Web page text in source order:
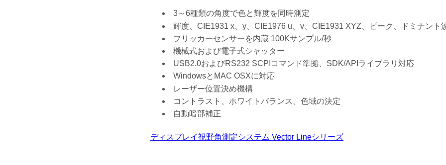
3～6種類の角度で色と輝度を同時測定
輝度、CIE1931 x、y、CIE1976 u、v、CIE1931 XYZ、ピーク、ドミナント
フリッカーセンサーを内蔵 100Kサンプル/秒
機械式および電子式シャッター
USB2.0およびRS232 SCPIコマンド準拠、SDK/APIライブラリ対応
WindowsとMAC OSXに対応
レーザー位置決め機構
コントラスト、ホワイトバランス、色域の決定
自動暗部補正
ディスプレイ視野角測定システム Vector Lineシリーズ